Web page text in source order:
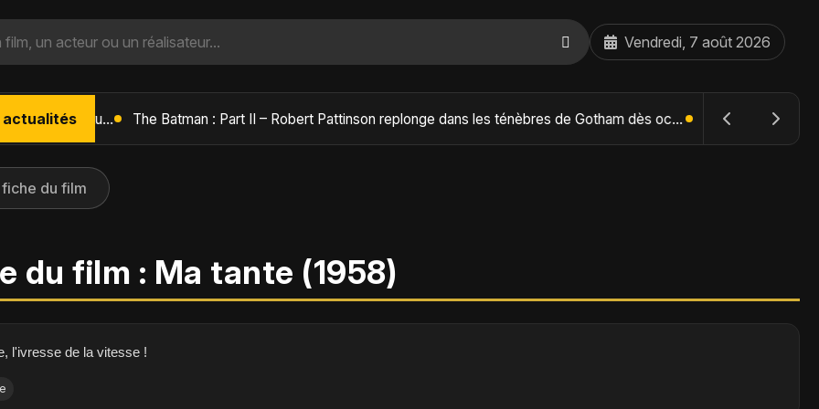
Vendredi, 7 août 2026
actualités L'Âge de Glace : Le Réveil du Volcan – Manny, Sid et Diego de retour pour une aventure explosive The Batman : Part II – Robert Pattinson replonge dans les ténèbres de Gotham dès octobre 2027
du film
du film : Ma tante (1958)
l'ivresse de la vitesse !